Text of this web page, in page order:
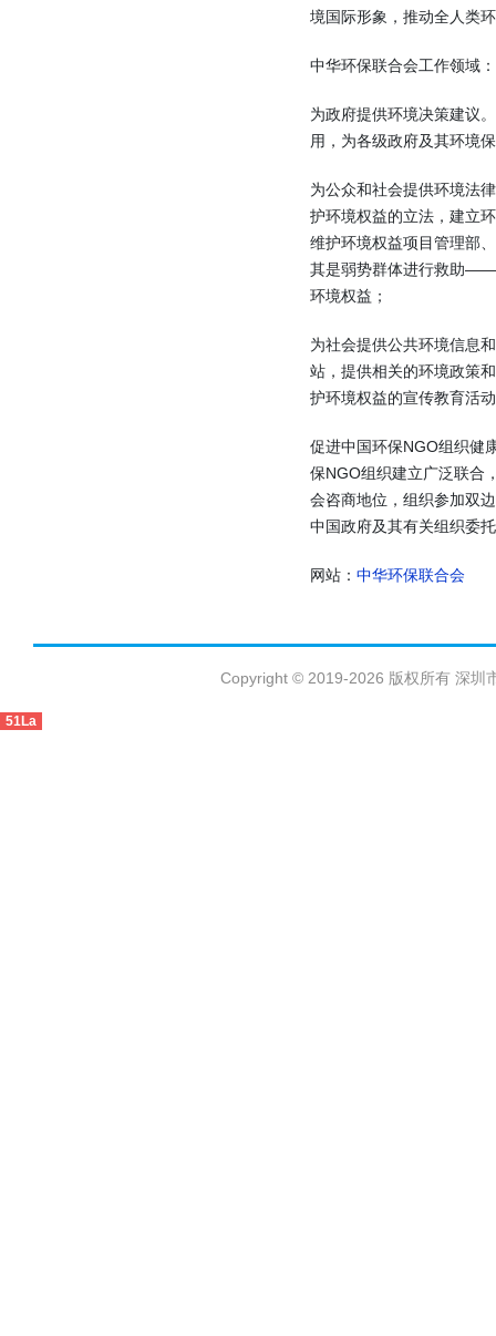
境国际形象，推动全人类
中华环保联合会工作领域：
为政府提供环境决策建议
用，为各级政府及其环境
为公众和社会提供环境法
护环境权益的立法，建立
维护环境权益项目管理部
其是弱势群体进行救助――
环境权益；
为社会提供公共环境信息
站，提供相关的环境政策
护环境权益的宣传教育活
促进中国环保NGO组织健
保NGO组织建立广泛联合
会咨商地位，组织参加双
中国政府及其有关组织委
网站： 中华环保联合会
Copyright © 2019-2026 版权所有 深圳
51La